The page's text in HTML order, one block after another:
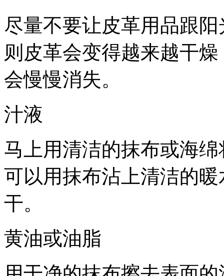
尽量不要让皮革用品跟
则皮革会变得越来越干
会慢慢消失。
汁液
马上用清洁的抹布或海
可以用抹布沾上清洁的
干。
黄油或油脂